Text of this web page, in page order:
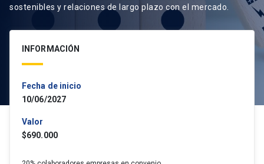
sostenibles y relaciones de largo plazo con el mercado.
INFORMACIÓN
Fecha de inicio
10/06/2027
Valor
$690.000